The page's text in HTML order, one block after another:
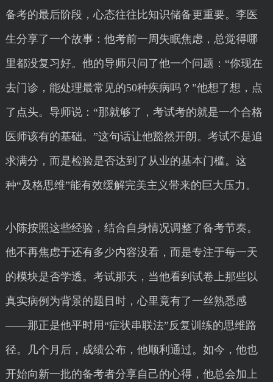
备考的最后阶段，心态往往比知识储备更重要。李医
生分享了一个故事：他考前一周失眠焦虑，总觉得哪
里都没复习好。他的导师只问了他一个问题：“你现在
去门诊，能处理最常见的50种疾病吗？”他想了想，点
了点头。导师说：“那就够了，考试考的就是一个合格
医师该有的基础。”这句话让他豁然开朗。考试不是追
求满分，而是检验是否达到了从业的基本门槛。这
种“及格思维”能有效缓解完美主义带来的巨大压力。
小陈按照这些经验，结合自身情况调整了备考节奏。
他不再焦虑于还有多少内容没看，而是专注于每一天
的模块是否学透。考试那天，当他看到试卷上那些以
真实病例为背景的题目时，心里竟有了一丝熟悉感
——那正是他平时用“症状串联法”反复训练的思维路
径。几个月后，成绩公布，他顺利通过。如今，他也
开始向新一批的备考者分享自己的心得，他总会加上